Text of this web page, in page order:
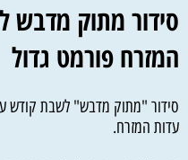
סידור מתוק מדבש
המזרח פורמט גדול
סידור "מתוק מדבש" לשבת קודש
עדות המזרח.